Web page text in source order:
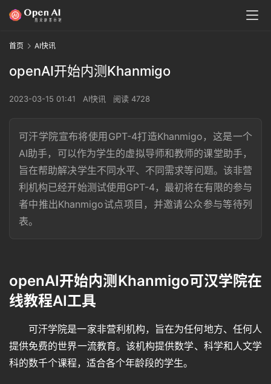
首页 AI快讯
openAI开始内测Khanmigo
2023-03-15 01:41 AI快讯 阅读 4728
可汗学院宣布将使用GPT-4打造Khanmigo，这是一个
AI助手，可以作为学生的虚拟导师和教师的课堂助手，
旨在帮助解决学生不同水平、不同需求等问题。该非营
利机构已经开始测试使用GPT-4，最初将在有限的参与
者中推出Khanmigo试点项目，并邀请公众参与等待列
表。
openAI开始内测Khanmigo可汉学院在
线教程AI工具
可汗学院是一家非营利机构，旨在为任何地方、任何人
提供免费的世界一流教育。该机构提供数学、科学和人文学
科的数千个课程，适合各个年龄段的学生。